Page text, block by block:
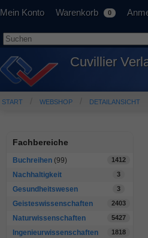
Mein Konto Warenkorb 0
Cuvillier
START WEBSHOP DETAILANSICHT
Fachbereiche
Buchreihen (99) 1412
Nachhaltigkeit 3
Gesundheitswesen 3
Geisteswissenschaften 2403
Naturwissenschaften 5427
Ingenieurwissenschaften 1818